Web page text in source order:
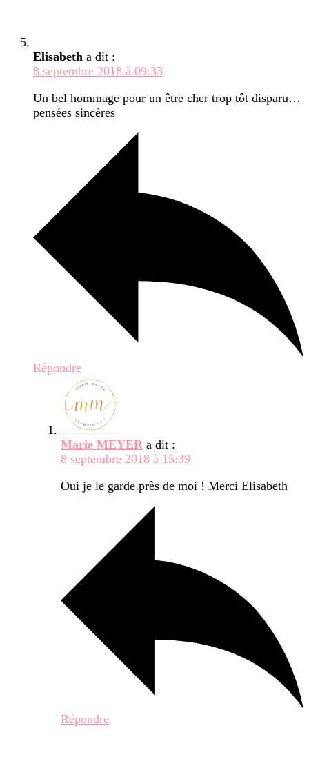
Elisabeth a dit :
8 septembre 2018 à 09:33
Un bel hommage pour un être cher trop tôt disparu…
pensées sincères
Répondre
Marie MEYER a dit :
8 septembre 2018 à 15:39
Oui je le garde près de moi ! Merci Elisabeth
Répondre